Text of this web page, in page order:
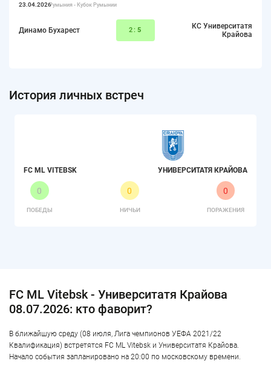
23.04.2026Румыния - Кубок Румынии
Динамо Бухарест 2: 5
КС Университатя
Крайова
История личных встреч
FC ML VITEBSK
0
ПОБЕДЫ
0
НИЧЬИ
0
ПОРАЖЕНИЯ
УНИВЕРСИТАТЯ КРАЙОВА
FC ML Vitebsk - Университатя Крайова
08.07.2026: кто фаворит?
В ближайшую среду (08 июля, Лига чемпионов УЕФА 2021/22
Квалификация) встретятся FC ML Vitebsk и Университатя Крайова.
Начало события запланировано на 20:00 по московскому времени.